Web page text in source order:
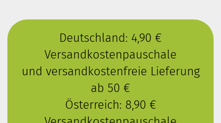
Deutschland: 4,90 €
Versandkostenpauschale
und versandkostenfreie Lieferung
ab 50 €
Österreich: 8,90 €